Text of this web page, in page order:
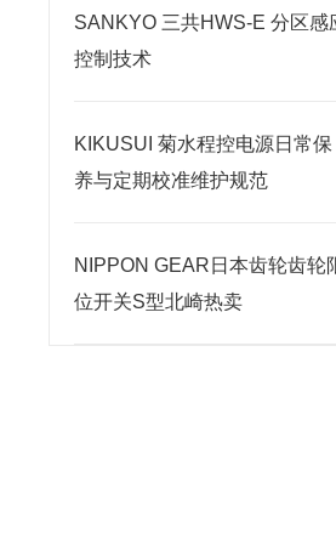
SANKYO 三共HWS-E 分区感
控制技术
KIKUSUI 菊水程控电源日常保
养与定期校准维护规范
NIPPON GEAR日本齿轮齿轮
位开关S型北崎热卖